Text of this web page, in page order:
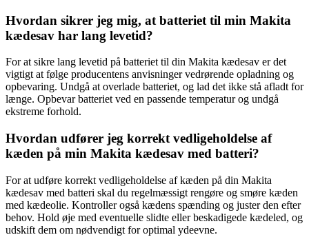
Hvordan sikrer jeg mig, at batteriet til min Makita
kædesav har lang levetid?
For at sikre lang levetid på batteriet til din Makita kædesav er det
vigtigt at følge producentens anvisninger vedrørende opladning og
opbevaring. Undgå at overlade batteriet, og lad det ikke stå afladt for
længe. Opbevar batteriet ved en passende temperatur og undgå
ekstreme forhold.
Hvordan udfører jeg korrekt vedligeholdelse af
kæden på min Makita kædesav med batteri?
For at udføre korrekt vedligeholdelse af kæden på din Makita
kædesav med batteri skal du regelmæssigt rengøre og smøre kæden
med kædeolie. Kontroller også kædens spænding og juster den efter
behov. Hold øje med eventuelle slidte eller beskadigede kædeled, og
udskift dem om nødvendigt for optimal ydeevne.